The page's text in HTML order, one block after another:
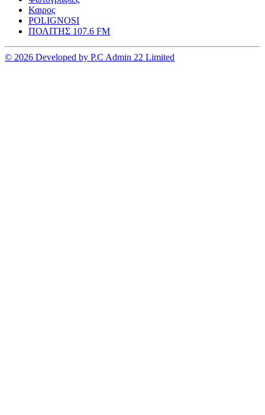
Καιρος
POLIGNOSI
ΠΟΛΙΤΗΣ 107.6 FM
© 2026 Developed by P.C Admin 22 Limited